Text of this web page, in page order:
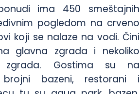
ima 450 smeštajnih
pogledom na crveno
koji se nalaze na vodi. Čini
glavna zgrada i nekoliko
zgrada. Gostima su na
brojni bazeni, restorani i